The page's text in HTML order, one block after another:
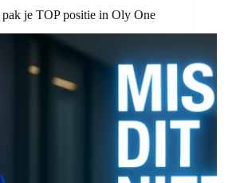
je TOP positie in Oly One